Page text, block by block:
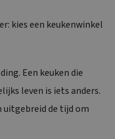
kies een keukenwinkel
Een keuken die
leven is iets anders.
uitgebreid de tijd om